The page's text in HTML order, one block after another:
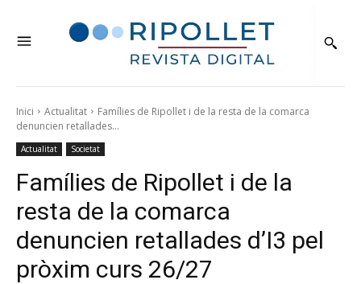
Inici Actualitat
Famílies de Ripollet i de la resta de la comarca
denuncien retallades...
Actualitat Societat
Famílies de Ripollet i de la
resta de la comarca
denuncien retallades d’I3 pel
pròxim curs 26/27